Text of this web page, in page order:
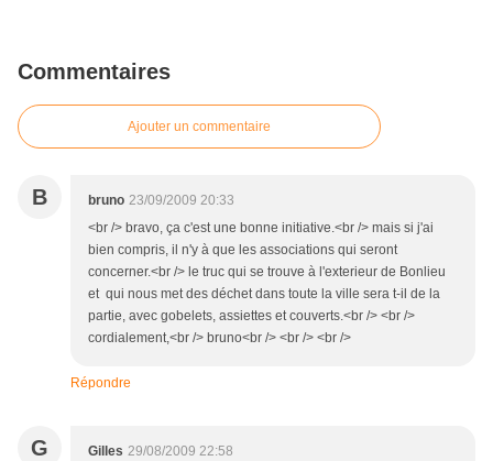
Commentaires
Ajouter un commentaire
B bruno 23/09/2009 20:33
<br /> bravo, ça c'est une bonne initiative.<br /> mais si j'ai
bien compris, il n'y à que les associations qui seront
concerner.<br /> le truc qui se trouve à l'exterieur de Bonlieu
et qui nous met des déchet dans toute la ville sera t-il de la
partie, avec gobelets, assiettes et couverts.<br /> <br />
cordialement,<br /> bruno<br /> <br /> <br />
Répondre
G Gilles 29/08/2009 22:58